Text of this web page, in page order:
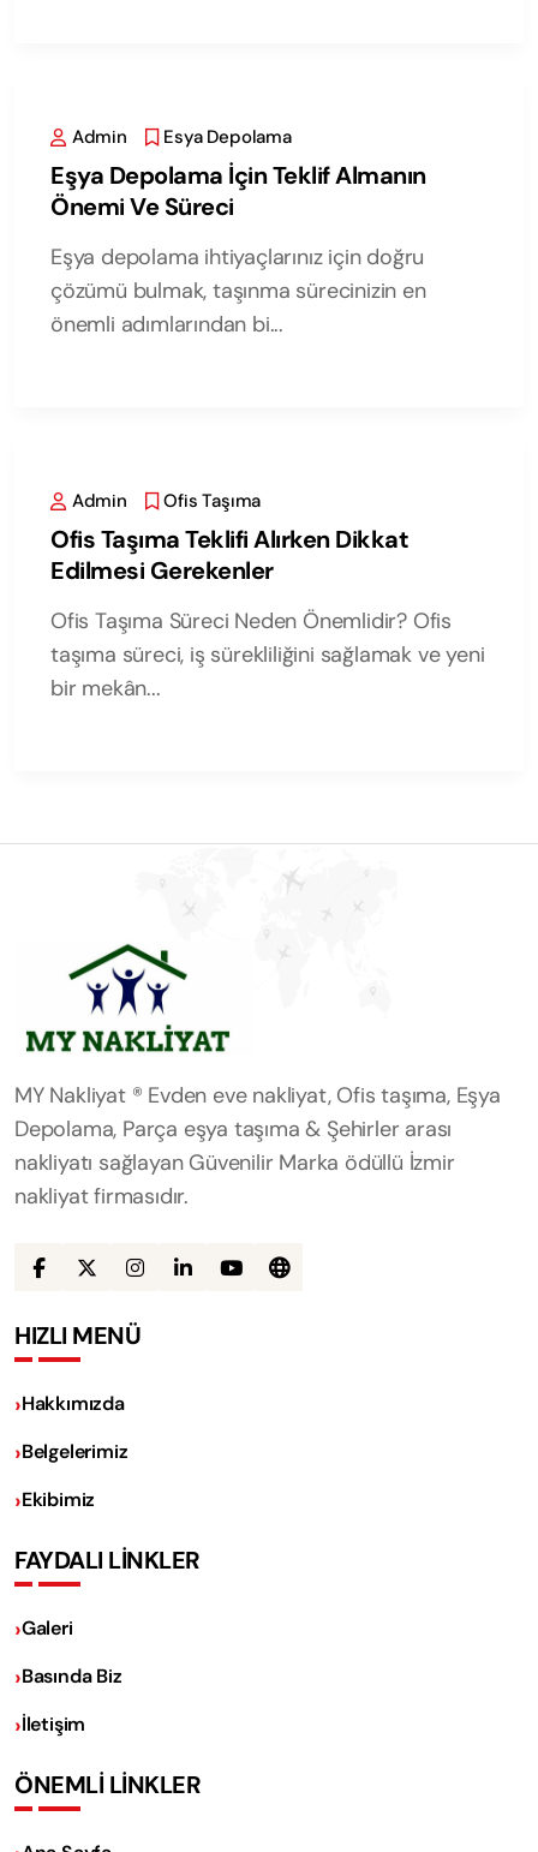
Admin Esya Depolama
Eşya Depolama İçin Teklif Almanın
Önemi Ve Süreci
Eşya depolama ihtiyaçlarınız için doğru
çözümü bulmak, taşınma sürecinizin en
önemli adımlarından bi...
Admin Ofis Taşıma
Ofis Taşıma Teklifi Alırken Dikkat
Edilmesi Gerekenler
Ofis Taşıma Süreci Neden Önemlidir? Ofis
taşıma süreci, iş sürekliliğini sağlamak ve yeni
bir mekân...
MY Nakliyat ® Evden eve nakliyat, Ofis taşıma, Eşya
Depolama, Parça eşya taşıma & Şehirler arası
nakliyatı sağlayan Güvenilir Marka ödüllü İzmir
nakliyat firmasıdır.
HIZLI MENÜ
Hakkımızda
Belgelerimiz
Ekibimiz
FAYDALI LİNKLER
Galeri
Basında Biz
İletişim
ÖNEMLİ LİNKLER